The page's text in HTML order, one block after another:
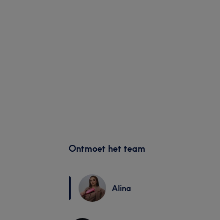
Ontmoet het team
Alina